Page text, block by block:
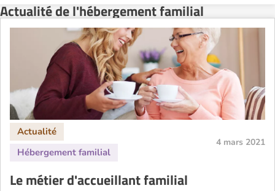
Actualité de l'hébergement familial
4 mars 2021
Le métier d'accueillant familial